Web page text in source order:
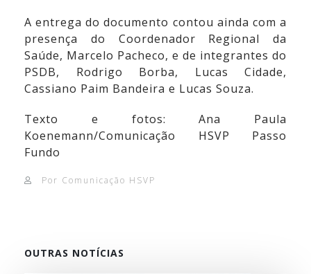
A entrega do documento contou ainda com a
presença do Coordenador Regional da
Saúde, Marcelo Pacheco, e de integrantes do
PSDB, Rodrigo Borba, Lucas Cidade,
Cassiano Paim Bandeira e Lucas Souza.
Texto e fotos: Ana Paula
Koenemann/Comunicação HSVP Passo
Fundo
Por Comunicação HSVP
OUTRAS NOTÍCIAS